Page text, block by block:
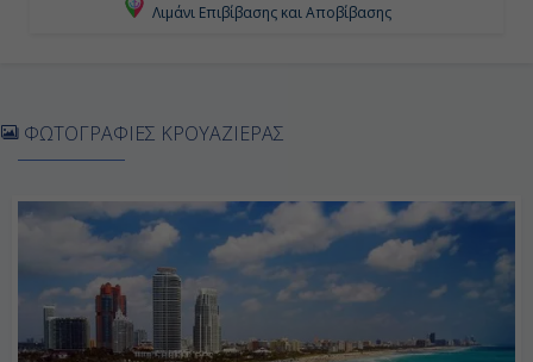
Λιμάνι Επιβίβασης και Αποβίβασης
ΦΩΤΟΓΡΑΦΙΕΣ ΚΡΟΥΑΖΙΕΡΑΣ